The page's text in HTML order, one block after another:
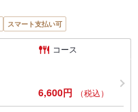
スマート支払い可
コース
6,600円 （税込）